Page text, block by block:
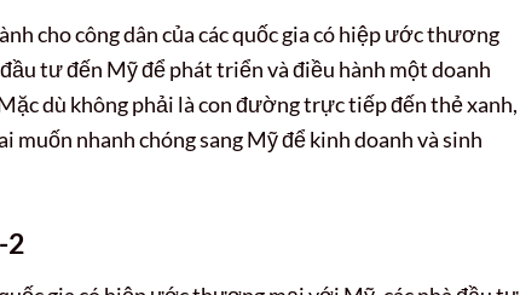
cho công dân của các quốc gia có hiệp ước thương
tư đến Mỹ để phát triển và điều hành một doanh
dù không phải là con đường trực tiếp đến thẻ xanh,
muốn nhanh chóng sang Mỹ để kinh doanh và sinh
2